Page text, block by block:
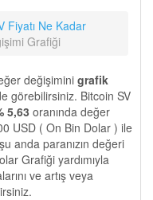
Fiyatı Ne Kadar
Grafiği
değişimini grafik
görebilirsiniz. Bitcoin SV
5,63 oranında değer
USD ( On Bin Dolar ) ile
anda paranızın değeri
Grafiği yardımıyla
ve artış veya